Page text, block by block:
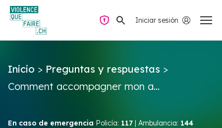
Iniciar sesión
Preguntas y respuestas
Navegación privada
Inicio > Preguntas y respuestas >
Comment accompagner mon a...
En caso de emergencia Policía: 117 | Ambulancia: 144